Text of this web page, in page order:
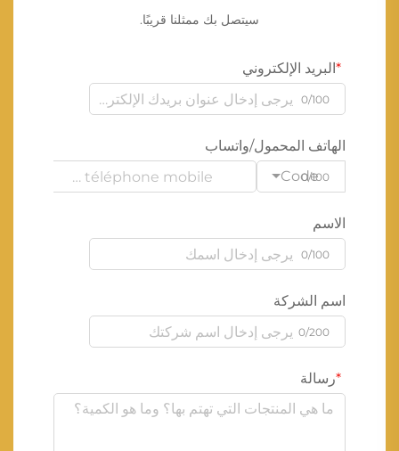
سيتصل بك ممثلنا قريبًا.
البريد الإلكتروني
0/100
الهاتف المحمول/واتساب
Code
0/100
الاسم
0/100
اسم الشركة
0/200
رسالة